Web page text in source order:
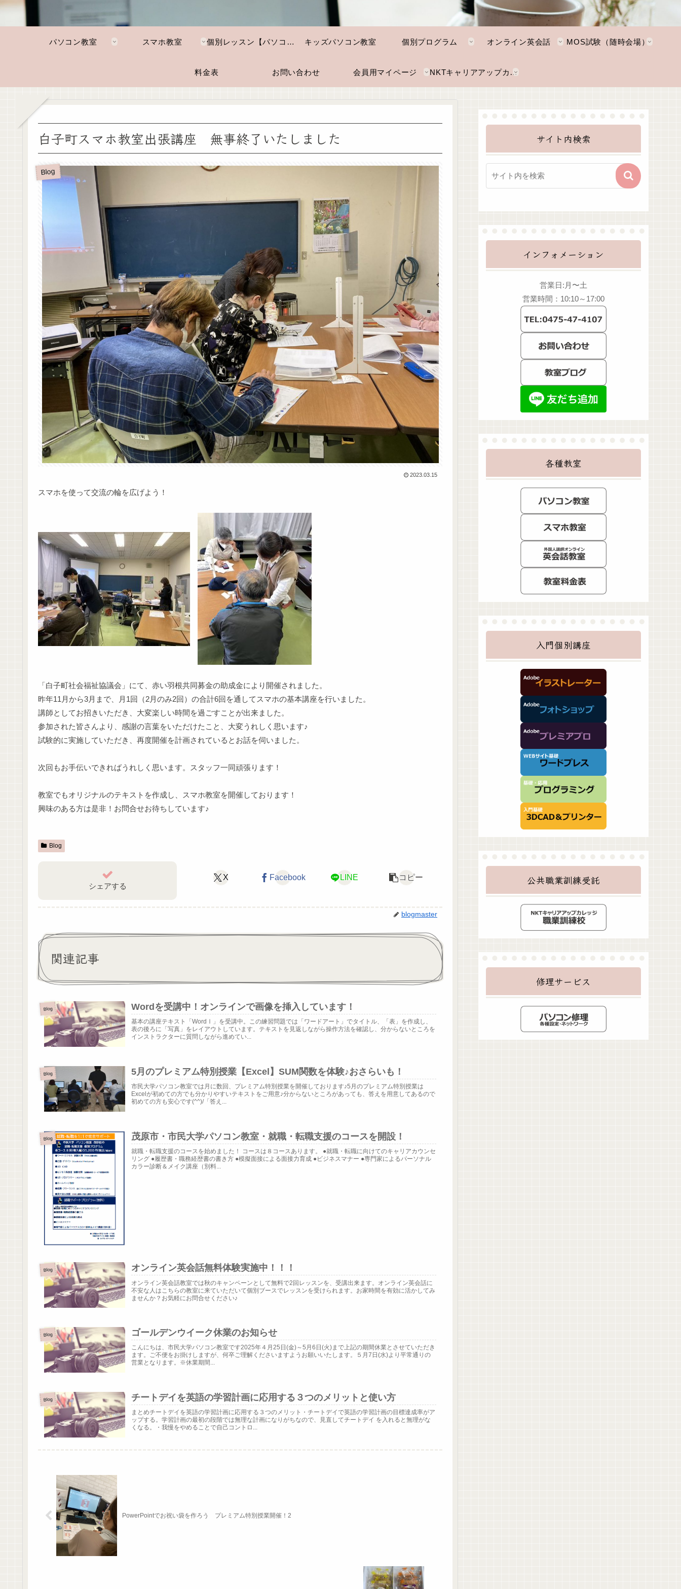
パソコン教室 スマホ教室 個別レッスン【パソコン・スマホ】 キッズパソコン教室 個別プログラム オンライン英会話 MOS試験（随時会場）
料金表 お問い合わせ 会員用マイページ NKTキャリアアップカレッジ
白子町スマホ教室出張講座 無事終了いたしました
Blog
2023.03.15
スマホを使って交流の輪を広げよう！
「白子町社会福祉協議会」にて、赤い羽根共同募金の助成金により開催されました。
昨年11月から3月まで、月1回（2月のみ2回）の合計6回を通してスマホの基本講座を行いました。
講師としてお招きいただき、大変楽しい時間を過ごすことが出来ました。
参加された皆さんより、感謝の言葉をいただけたこと、大変うれしく思います♪
試験的に実施していただき、再度開催を計画されているとお話を伺いました。
次回もお手伝いできればうれしく思います。スタッフ一同頑張ります！
教室でもオリジナルのテキストを作成し、スマホ教室を開催しております！
興味のある方は是非！お問合せお待ちしています♪
Blog
シェアする
X Facebook LINE コピー
blogmaster
関連記事
Blog Wordを受講中！オンラインで画像を挿入しています！
基本の講座テキスト「WordⅠ」を受講中。この練習問題では「ワードアート」でタイトル、「表」を作成し、
表の後ろに「写真」をレイアウトしています。テキストを見返しながら操作方法を確認し、分からないところを
インストラクターに質問しながら進めてい...
Blog 5月のプレミアム特別授業【Excel】SUM関数を体験♪おさらいも！
市民大学パソコン教室では月に数回、プレミアム特別授業を開催しております♪5月のプレミアム特別授業は
Excelが初めての方でも分かりやすいテキストをご用意♪分からないところがあっても、答えを用意してあるので
初めての方も安心です(^^)/「答え...
Blog 茂原市・市民大学パソコン教室・就職・転職支援のコースを開設！
就職・転職支援のコースを始めました！ コースは８コースあります。 ●就職・転職に向けてのキャリアカウンセ
リング ●履歴書・職務経歴書の書き方 ●模擬面接による面接力育成 ●ビジネスマナー ●専門家によるパーソナル
カラー診断＆メイク講座（別料...
Blog オンライン英会話無料体験実施中！！！
オンライン英会話教室では秋のキャンペーンとして無料で2回レッスンを、受講出来ます。オンライン英会話に
不安な人はこちらの教室に来ていただいて個別ブースでレッスンを受けられます。お家時間を有効に活かしてみ
ませんか？お気軽にお問合せください♪
Blog ゴールデンウイーク休業のお知らせ
こんにちは、市民大学パソコン教室です2025年４月25日(金)～5月6日(火)まで上記の期間休業とさせていただき
ます。ご不便をお掛けしますが、何卒ご理解くださいますようお願いいたします。５月7日(水)より平常通りの
営業となります。※休業期間...
Blog チートデイを英語の学習計画に応用する３つのメリットと使い方
まとめチートデイを英語の学習計画に応用する３つのメリット・チートデイで英語の学習計画の目標達成率がア
ップする。学習計画の最初の段階では無理な計画になりがちなので、見直してチートデイ を入れると無理がな
くなる。・我慢をやめることで自己コントロ...
PowerPointでお祝い袋を作ろう プレミアム特別授業開催！2
サイト内検索
インフォメーション
営業日:月〜土
営業時間：10:10～17:00
各種教室
入門個別講座
公共職業訓練受託
修理サービス